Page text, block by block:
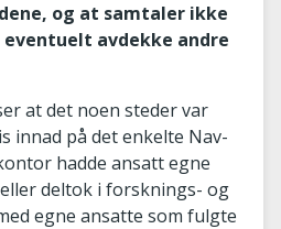
og at samtaler ikke
avdekke andre
at det noen steder var
innad på det enkelte Nav-
hadde ansatt egne
deltok i forsknings- og
egne ansatte som fulgte